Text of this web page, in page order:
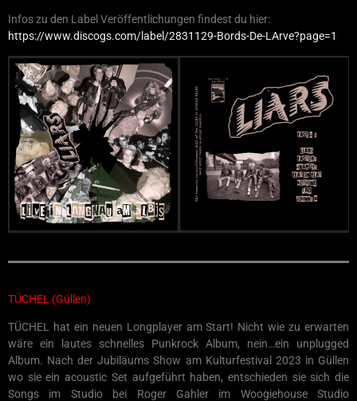
Infos zu den Label Veröffentlichungen findest du hier:
https://www.discogs.com/label/2831129-Bords-De-LArve?page=1
TÜCHEL (Güllen)
TÜCHEL hat ein neuen Longplayer am Start! Nicht wie zu erwarten
wäre ein lautes schnelles Punkrock Album, nein…ein unplugged
Album. Nach der Jubiläums Show am Kulturfestival 2023 in Güllen
wo sie ein acoustic Set aufgeführt haben, entschieden sie sich die
Songs im Studio bei Roger Gahler im Woogiehouse Studio